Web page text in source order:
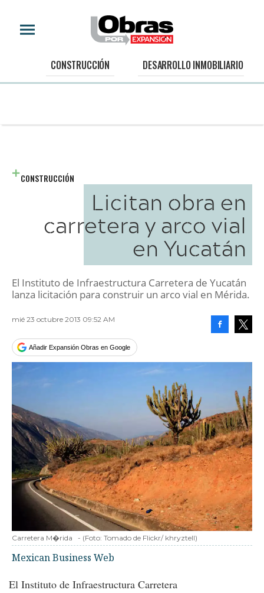
CONSTRUCCIÓN DESARROLLO INMOBILIARIO
CONSTRUCCIÓN
Licitan obra en
carretera y arco vial
en Yucatán
El Instituto de Infraestructura Carretera de Yucatán
lanza licitación para construir un arco vial en Mérida.
mié 23 octubre 2013 09:52 AM
Añadir Expansión Obras en Google
Carretera M�rida - (Foto: Tomado de Flickr/ khryztell)
Mexican Business Web
El Instituto de Infraestructura Carretera